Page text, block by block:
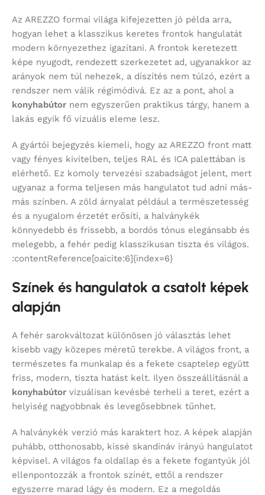
Az AREZZO formai világa kifejezetten jó példa arra,
hogyan lehet a klasszikus keretes frontok hangulatát
modern környezethez igazítani. A frontok keretezett
képe nyugodt, rendezett szerkezetet ad, ugyanakkor az
arányok nem túl nehezek, a díszítés nem túlzó, ezért a
rendszer nem válik régimódivá. Ez az a pont, ahol a
konyhabútor nem egyszerűen praktikus tárgy, hanem a
lakás egyik fő vizuális eleme lesz.
A gyártói bejegyzés kiemeli, hogy az AREZZO front matt
vagy fényes kivitelben, teljes RAL és ICA palettában is
elérhető. Ez komoly tervezési szabadságot jelent, mert
ugyanaz a forma teljesen más hangulatot tud adni más-
más színben. A zöld árnyalat például a természetesség
és a nyugalom érzetét erősíti, a halványkék
könnyedebb és frissebb, a bordós tónus elegánsabb és
melegebb, a fehér pedig klasszikusan tiszta és világos.
:contentReference[oaicite:6]{index=6}
Színek és hangulatok a csatolt képek
alapján
A fehér sarokváltozat különösen jó választás lehet
kisebb vagy közepes méretű terekbe. A világos front, a
természetes fa munkalap és a fekete csaptelep együtt
friss, modern, tiszta hatást kelt. Ilyen összeállításnál a
konyhabútor vizuálisan kevésbé terheli a teret, ezért a
helyiség nagyobbnak és levegősebbnek tűnhet.
A halványkék verzió más karaktert hoz. A képek alapján
puhább, otthonosabb, kissé skandináv irányú hangulatot
képvisel. A világos fa oldallap és a fekete fogantyúk jól
ellenpontozzák a frontok színét, ettől a rendszer
egyszerre marad lágy és modern. Ez a megoldás